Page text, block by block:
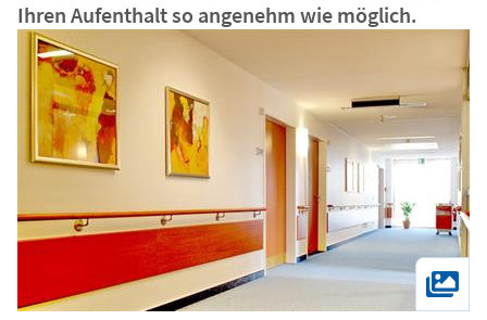
Ihren Aufenthalt so angenehm wie möglich.